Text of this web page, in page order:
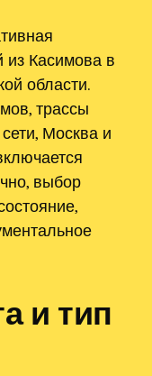
из Касимова в
области.
трассы
Москва и
выбор
и тип